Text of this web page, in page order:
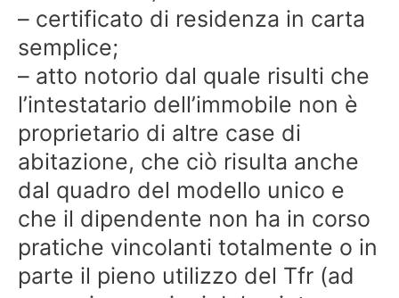
– certificato di residenza in carta
semplice;
– atto notorio dal quale risulti che
l’intestatario dell’immobile non è
proprietario di altre case di
abitazione, che ciò risulta anche
dal quadro del modello unico e
che il dipendente non ha in corso
pratiche vincolanti totalmente o in
parte il pieno utilizzo del Tfr (ad